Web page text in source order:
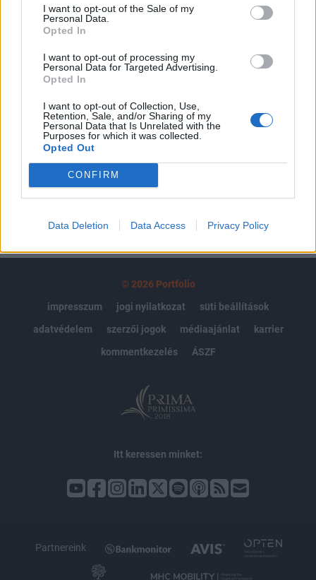
I want to opt-out of the Sale of my
Personal Data.
Opted In
I want to opt-out of processing my
Personal Data for Targeted Advertising.
Opted In
I want to opt-out of Collection, Use,
Retention, Sale, and/or Sharing of my
Personal Data that Is Unrelated with the
Purposes for which it was collected.
Opted Out
CONFIRM
Data Deletion Data Access Privacy Policy
regisztrációhoz kötött.
Az előfizetés a következőket tartalmazza:
Portfolio.hu teljes cikkarchívum
Kötéslisták: BÉT elmúlt 2 év napon belüli
kötéslistái
Előfizetés
MÁR ELŐFIZETŐNK VAGY?
© 2026 Portfolio
impresszum
jogi nyilatkozat
süti beállítások
adatvédelem
szerzői jogok médiaajánlat
karrier
kommentkezelés
ÁSZF
Itt keressen minket:
Partnereink